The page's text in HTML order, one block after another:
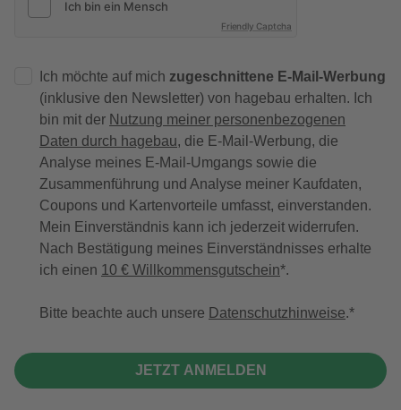
Friendly Captcha
Ich möchte auf mich zugeschnittene E-Mail-Werbung
(inklusive den Newsletter) von hagebau erhalten. Ich
bin mit der Nutzung meiner personenbezogenen
Daten durch hagebau, die E-Mail-Werbung, die
Analyse meines E-Mail-Umgangs sowie die
Zusammenführung und Analyse meiner Kaufdaten,
Coupons und Kartenvorteile umfasst, einverstanden.
Mein Einverständnis kann ich jederzeit widerrufen.
Nach Bestätigung meines Einverständnisses erhalte
ich einen 10 € Willkommensgutschein*.
Bitte beachte auch unsere Datenschutzhinweise.
JETZT ANMELDEN